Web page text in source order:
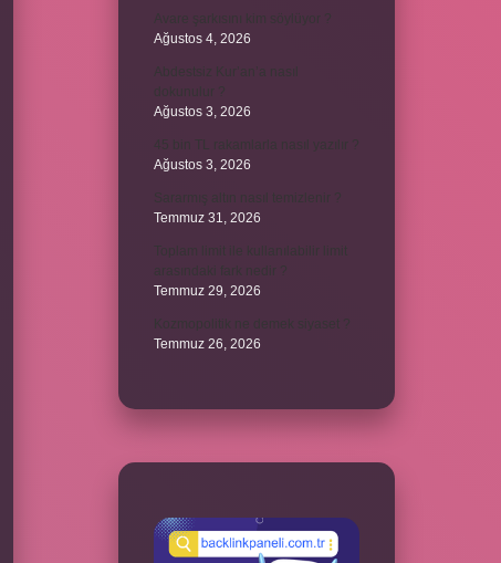
Avare şarkısını kim söylüyor ?
Ağustos 4, 2026
Abdestsiz Kur’an’a nasıl
dokunulur ?
Ağustos 3, 2026
45 bin TL rakamlarla nasıl yazılır ?
Ağustos 3, 2026
Sararmış altın nasıl temizlenir ?
Temmuz 31, 2026
Toplam limit ile kullanılabilir limit
arasındaki fark nedir ?
Temmuz 29, 2026
Kozmopolitik ne demek siyaset ?
Temmuz 26, 2026